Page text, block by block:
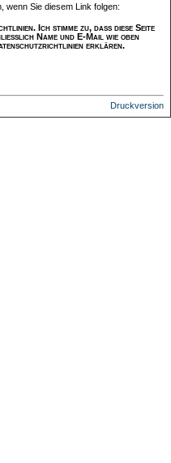
wenn Sie diesem Link folgen:
Ich stimme zu, dass diese Seite
Name und E-Mail wie oben
erklären.
Druckversion